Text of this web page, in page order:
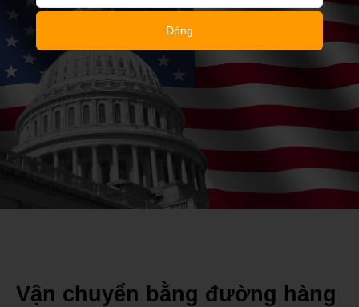
Vận chuyển bằng đường hàng
Đóng